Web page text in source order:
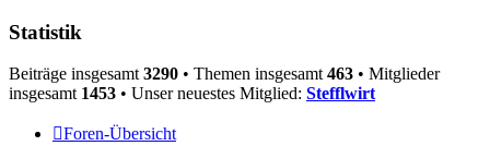
Statistik
Beiträge insgesamt 3290 • Themen insgesamt 463 • Mitglieder
insgesamt 1453 • Unser neuestes Mitglied: Stefflwirt
Foren-Übersicht